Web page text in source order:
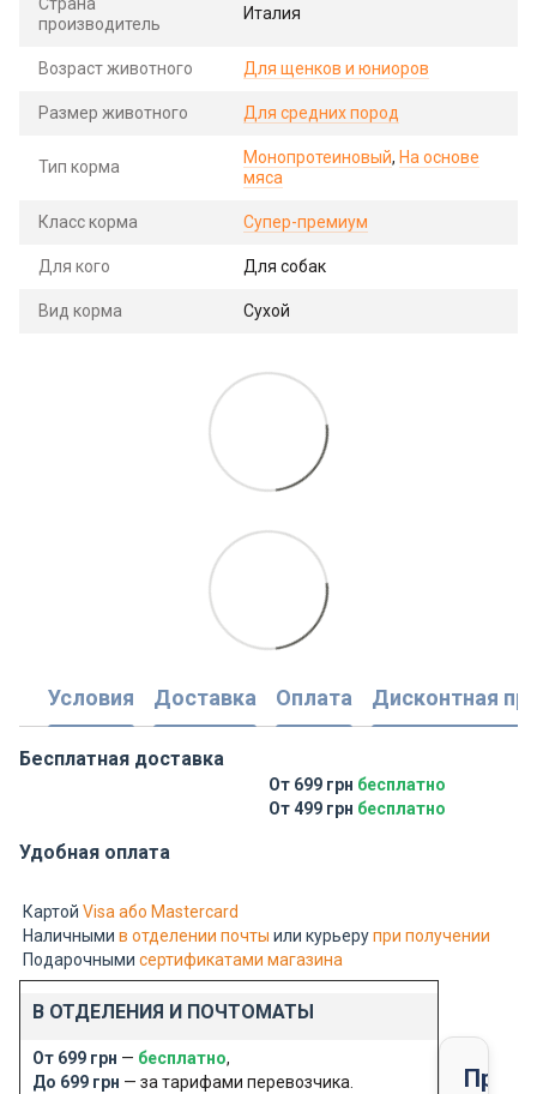
производитель
Италия
Возраст животного Для щенков и юниоров
Размер животного Для средних пород
Тип корма Монопротеиновый, На основе
мяса
Класс корма Супер-премиум
Для кого Для собак
Вид корма Сухой
Условия Доставка Оплата Дисконтная
Бесплатная доставка
От 699 грн бесплатно
От 499 грн бесплатно
Удобная оплата
Картой Visa або Mastercard
Наличными в отделении почты или курьерупри получении
Подарочными сертификатами магазина
В ОТДЕЛЕНИЯ И ПОЧТОМАТЫ
От 699 грн — бесплатно,
До 699 грн — за тарифами перевозчика.